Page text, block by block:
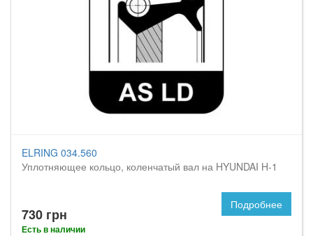
ELRING 034.560
Уплотняющее кольцо, коленчатый вал на HYUNDAI H-1
730 грн
Есть в наличии
Подробнее